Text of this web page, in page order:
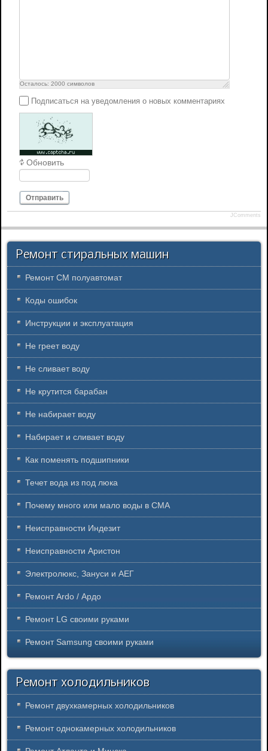
Осталось: 2000 символов
Подписаться на уведомления о новых комментариях
Обновить
Отправить
JComments
Ремонт стиральных машин
Ремонт СМ полуавтомат
Коды ошибок
Инструкции и эксплуатация
Не греет воду
Не сливает воду
Не крутится барабан
Не набирает воду
Набирает и сливает воду
Как поменять подшипники
Течет вода из под люка
Почему много или мало воды в СМА
Неисправности Индезит
Неисправности Аристон
Электролюкс, Зануси и АЕГ
Ремонт Ardo / Ардо
Ремонт LG своими руками
Ремонт Samsung своими руками
Ремонт холодильников
Ремонт двухкамерных холодильников
Ремонт однокамерных холодильников